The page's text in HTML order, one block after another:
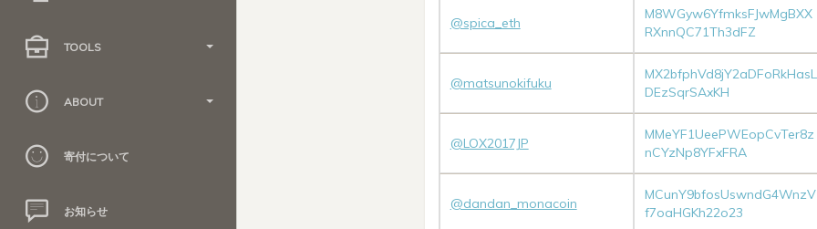
TOOLS
ABOUT
寄付について
お知らせ
@spica_eth
M8WGyw6YfmksFJwMgBXX
RXnnQC71Th3dFZ
@matsunokifuku
MX2bfphVd8jY2aDFoRkHasL
DEzSqrSAxKH
@LOX2017JP
MMeYF1UeePWEopCvTer8z
nCYzNp8YFxFRA
@dandan_monacoin
MCunY9bfosUswndG4WnzV
f7oaHGKh22o23